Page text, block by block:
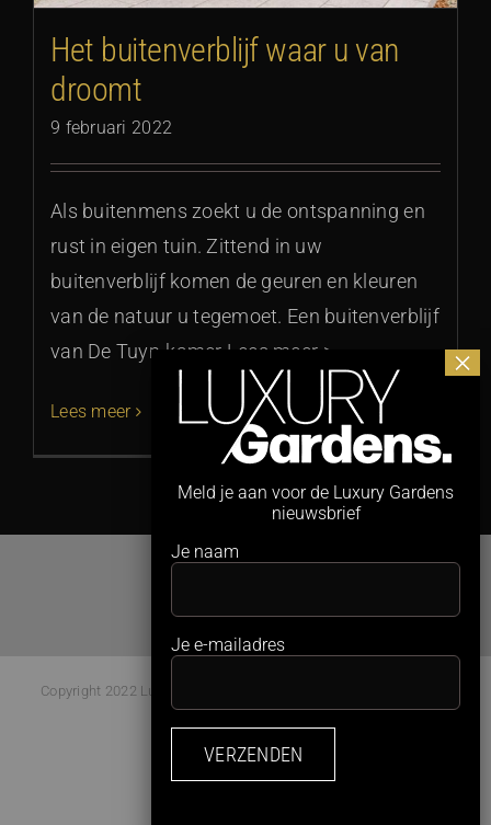
Het buitenverblijf waar u van
droomt
9 februari 2022
Als buitenmens zoekt u de ontspanning en
rust in eigen tuin. Zittend in uw
buitenverblijf komen de geuren en kleuren
van de natuur u tegemoet. Een buitenverblijf
van De Tuyn-kamer Lees meer >
Lees meer
Copyright 2022 Luxury Gardens Magazine | All Rights Reserved |
Facebook
Instagram
Meld je aan voor de Luxury Gardens
nieuwsbrief
Je naam
Je e-mailadres